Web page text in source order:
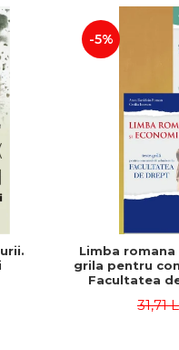
-5%
Limba
grila pentru
Facultatea
Roman,
31,71